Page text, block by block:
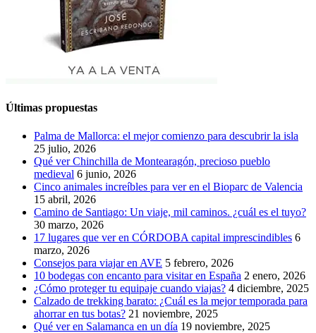
Últimas propuestas
Palma de Mallorca: el mejor comienzo para descubrir la isla
25 julio, 2026
Qué ver Chinchilla de Montearagón, precioso pueblo
medieval 6 junio, 2026
Cinco animales increíbles para ver en el Bioparc de Valencia
15 abril, 2026
Camino de Santiago: Un viaje, mil caminos. ¿cuál es el tuyo?
30 marzo, 2026
17 lugares que ver en CÓRDOBA capital imprescindibles 6
marzo, 2026
Consejos para viajar en AVE 5 febrero, 2026
10 bodegas con encanto para visitar en España 2 enero, 2026
¿Cómo proteger tu equipaje cuando viajas? 4 diciembre, 2025
Calzado de trekking barato: ¿Cuál es la mejor temporada para
ahorrar en tus botas? 21 noviembre, 2025
Qué ver en Salamanca en un día 19 noviembre, 2025